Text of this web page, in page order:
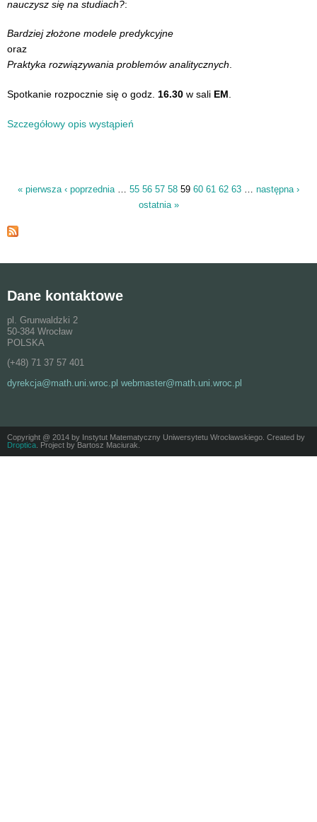
nauczysz się na studiach?:
Bardziej złożone modele predykcyjne
oraz
Praktyka rozwiązywania problemów analitycznych.
Spotkanie rozpocznie się o godz. 16.30 w sali EM
Szczegółowy opis wystąpień
« pierwsza ‹ poprzednia … 55 56 57 58 59 60 61 62 63 … następna ›
ostatnia »
Dane kontaktowe
pl. Grunwaldzki 2
50-384 Wrocław
POLSKA
(+48) 71 37 57 401
dyrekcja@math.uni.wroc.pl webmaster@math.uni.wroc.pl
Copyright @ 2014 by Instytut Matematyczny Uniwersytetu Wrocławskiego. Created by
Droptica . Project by Bartosz Maciurak.